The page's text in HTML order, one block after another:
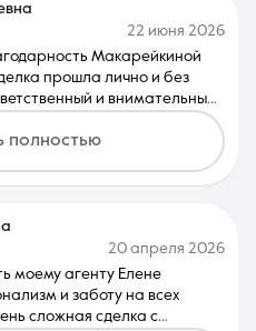
22 июня 2026
Макарейкиной
прошла лично и без
и внимательный
полностью
20 апреля 2026
моему агенту Елене
и заботу на всех
сложная сделка с